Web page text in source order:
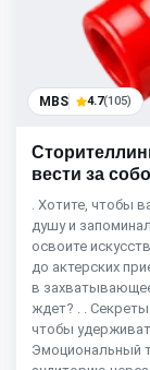
MBS 4.7(105)
вести за
. Хотите, чтобы
душу и
освоите
до актерских
в
ждет? . .
чтобы
Эмоциональный